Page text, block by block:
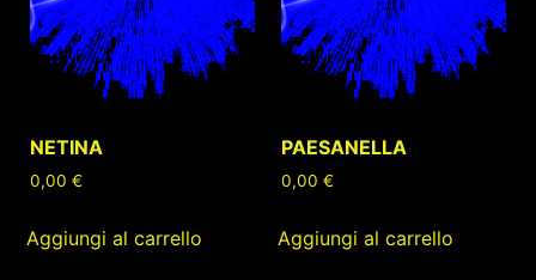
NETINA
0,00€
Aggiungi al carrello
PAESANELLA
0,00€
Aggiungi al carrello